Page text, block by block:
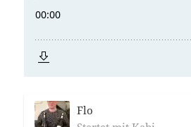
Flo